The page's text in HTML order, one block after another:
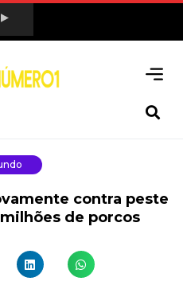
contra peste
de porcos